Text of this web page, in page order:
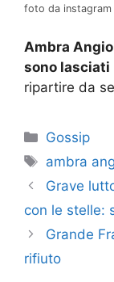
foto da instagram
Ambra
sono lasciati
ripartire da
Categorie
Gossip
Tag
ambra
Grave
con le stelle:
Grande
rifiuto